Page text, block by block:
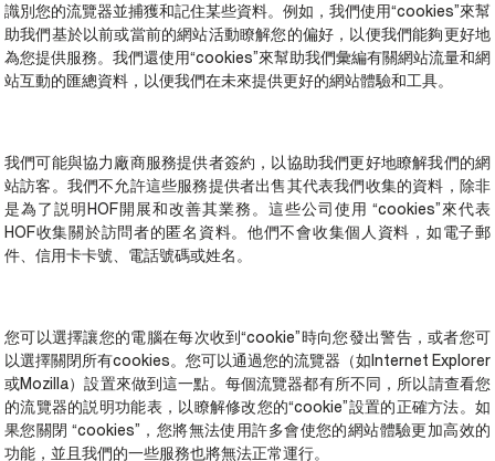
識別您的流覽器並捕獲和記住某些資料。例如，我們使用“cookies”來幫
助我們基於以前或當前的網站活動瞭解您的偏好，以便我們能夠更好地
為您提供服務。我們還使用“cookies”來幫助我們彙編有關網站流量和網
站互動的匯總資料，以便我們在未來提供更好的網站體驗和工具。
我們可能與協力廠商服務提供者簽約，以協助我們更好地瞭解我們的網
站訪客。我們不允許這些服務提供者出售其代表我們收集的資料，除非
是為了説明HOF開展和改善其業務。這些公司使用 “cookies”來代表
HOF收集關於訪問者的匿名資料。他們不會收集個人資料，如電子郵
件、信用卡卡號、電話號碼或姓名。
您可以選擇讓您的電腦在每次收到“cookie”時向您發出警告，或者您可
以選擇關閉所有cookies。您可以通過您的流覽器（如Internet Explorer
或Mozilla）設置來做到這一點。每個流覽器都有所不同，所以請查看您
的流覽器的説明功能表，以瞭解修改您的“cookie”設置的正確方法。如
果您關閉 “cookies”，您將無法使用許多會使您的網站體驗更加高效的
功能，並且我們的一些服務也將無法正常運行。